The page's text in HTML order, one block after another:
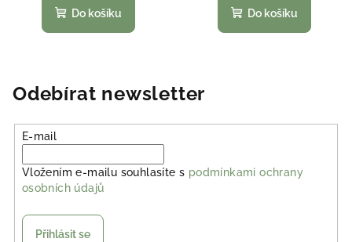
Do košíku Do košíku
Odebírat newsletter
E-mail
Vložením e-mailu souhlasíte s podmínkami ochrany
osobních údajů
Přihlásit se